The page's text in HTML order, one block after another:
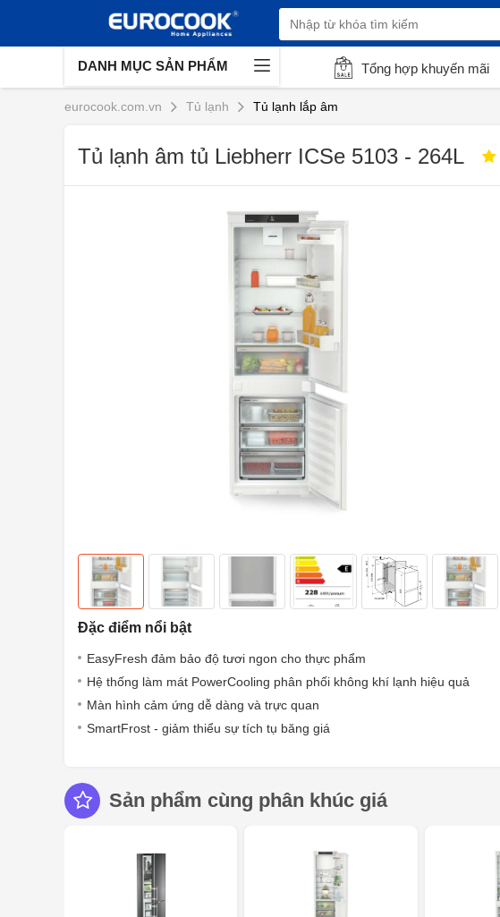
DANH MỤC SẢN PHẨM Tổng hợp khuyến mãi
eurocook.com.vn Tủ lạnh Tủ lạnh lắp âm
Tủ lạnh âm tủ Liebherr ICSe 5103 - 264L
Đặc điểm nổi bật
EasyFresh đảm bảo độ tươi ngon cho thực phẩm
Hệ thống làm mát PowerCooling phân phối không khí lạnh hiệu quả
Màn hình cảm ứng dễ dàng và trực quan
SmartFrost - giảm thiểu sự tích tụ băng giá
Sản phẩm cùng phân khúc giá